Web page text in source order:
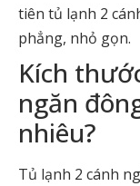
tiên tủ lạnh 2
phẳng, nhỏ gọn.
Kích
ngăn
nhiêu?
Tủ lạnh 2 cánh